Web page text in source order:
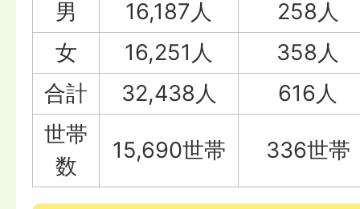
男
16,187人
258人
女
16,251人
358人
合計
32,438人
616人
世帯
数
15,690世帯 336世帯